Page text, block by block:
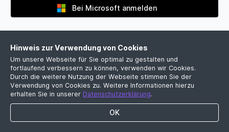
Bei Microsoft anmelden
Noch kein Firmenkonto?
Jetzt kostenlose Demo vereinbaren
Hinweis zur Verwendung von Cookies
Um unsere Webseite für Sie optimal zu gestalten und
fortlaufend verbessern zu können, verwenden wir Cookies.
Durch die weitere Nutzung der Webseite stimmen Sie der
Verwendung von Cookies zu. Weitere Informationen hierzu
erhalten Sie in unserer Datenschutzerklärung.
OK